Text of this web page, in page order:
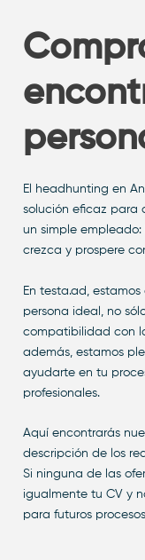
El headhunting en
solución eficaz para
un simple
crezca y prospere
En testa.ad,
persona ideal, no
compatibilidad con
además, estamos
ayudarte en tu
profesionales.
Aquí encontrarás
descripción de los
Si ninguna de las
igualmente tu CV y
para futuros